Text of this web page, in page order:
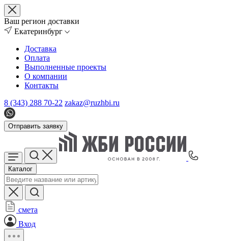
Ваш регион доставки
Екатеринбург
Доставка
Оплата
Выполненные проекты
О компании
Контакты
8 (343) 288 70-22 zakaz@ruzhbi.ru
Отправить заявку
Каталог
смета
Вход